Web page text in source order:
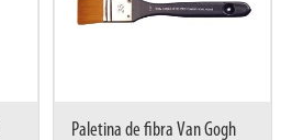
Paletina de fibra Van Gogh